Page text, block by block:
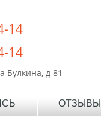
14
14
Булкина, д 81
ОТЗЫВЫ